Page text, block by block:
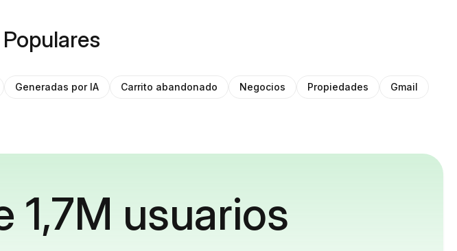
Generadas por IA Carrito abandonado Negocios Propiedades Gmail
1,7M usuarios